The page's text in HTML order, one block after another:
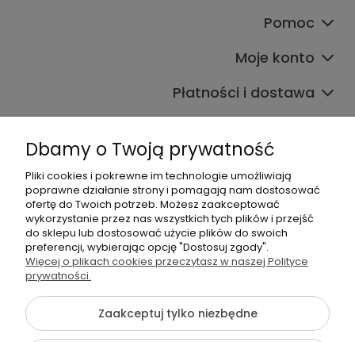
Pomoc
Moje konto
Płatności i dostawa
+48 605 141 363
Dbamy o Twoją prywatność
Pliki cookies i pokrewne im technologie umożliwiają
poprawne działanie strony i pomagają nam dostosować
ofertę do Twoich potrzeb. Możesz zaakceptować
wykorzystanie przez nas wszystkich tych plików i przejść
do sklepu lub dostosować użycie plików do swoich
preferencji, wybierając opcję "Dostosuj zgody".
Więcej o plikach cookies przeczytasz w naszej Polityce
prywatności.
Zaakceptuj tylko niezbędne